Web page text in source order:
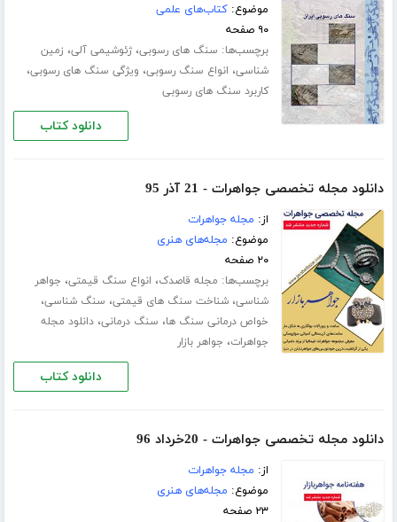
موضوع:کتاب‌های علمی
۹۰ صفحه
برچسب‌ها: سنگ های رسوبی،ژئوشیمی آلی، زمین
شناسی، انواع سنگ رسوبی، ویژگی سنگ های رسوبی،
کاربرد سنگ های رسوبی
دانلود کتاب
دانلود مجله تخصصی جواهرات - 21 آذر 95
از: مجله جواهرات
موضوع: مجله‌های هنری
۲۰ صفحه
برچسب‌ها: مجله قاصدک، انواع سنگ قیمتی، جواهر
شناسی،شناخت سنگ های قیمتی، سنگ شناسی،
خواص درمانی سنگ ها، سنگ درمانی،دانلود مجله
جواهرات، جواهر بازار
دانلود کتاب
دانلود مجله تخصصی جواهرات - 20خرداد 96
از: مجله جواهرات
موضوع: مجله‌های هنری
۲۳ صفحه